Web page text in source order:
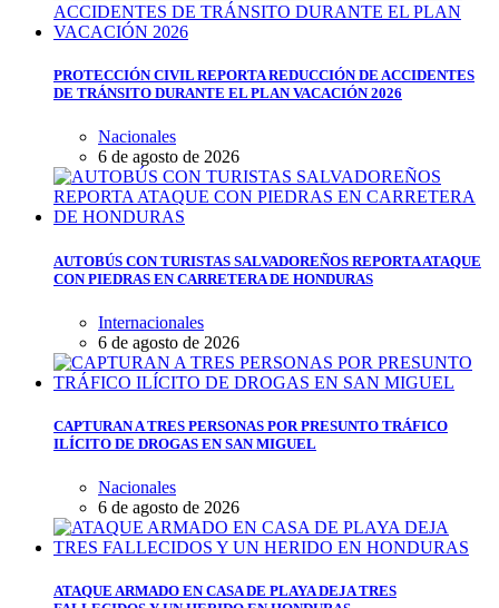
PROTECCIÓN CIVIL REPORTA REDUCCIÓN DE ACCIDENTES
DE TRÁNSITO DURANTE EL PLAN VACACIÓN 2026
Nacionales
6 de agosto de 2026
AUTOBÚS CON TURISTAS SALVADOREÑOS REPORTA ATAQUE
CON PIEDRAS EN CARRETERA DE HONDURAS
Internacionales
6 de agosto de 2026
CAPTURAN A TRES PERSONAS POR PRESUNTO TRÁFICO
ILÍCITO DE DROGAS EN SAN MIGUEL
Nacionales
6 de agosto de 2026
ATAQUE ARMADO EN CASA DE PLAYA DEJA TRES